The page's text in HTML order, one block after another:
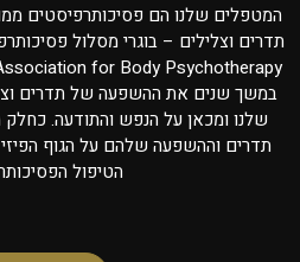
המטפלים שלנו הם פסיכותרפיסטים
תדרים וצלילים – בוגרי מסלול
במשך שנים את ההשפעה של תדרים
שלנו ומכאן על הנפש והתודעה.
תדרים וההשפעה שלהם על הגוף
הטיפול